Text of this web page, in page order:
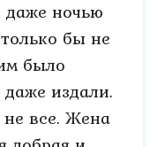
даже ночью
бы не
было
издали.
все. Жена